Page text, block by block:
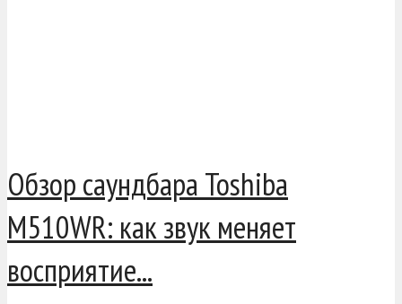
Обзор саундбара Toshiba
M510WR: как звук меняет
восприятие...